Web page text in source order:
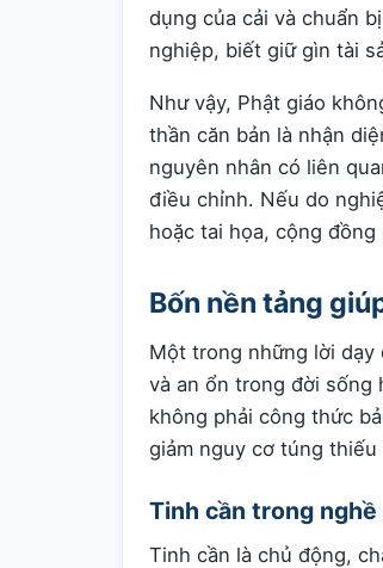
dụng của cải và chuẩn
nghiệp, biết giữ gìn tài
Như vậy, Phật giáo
thần căn bản là nhận
nguyên nhân có liên
điều chỉnh. Nếu do
hoặc tai họa, cộng
Bốn nền tảng
Một trong những lời
và an ổn trong đời sống
không phải công thức
giảm nguy cơ túng
Tinh cần trong
Tinh cần là chủ động,